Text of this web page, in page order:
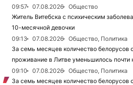
09:57
07.08.2026
Общество
Житель Витебска с психическим
10-месячной девочки
09:13
07.08.2026
Общество, Политика
За семь месяцев количество белорусов
проживание в Литве уменьшилось почти
09:10
07.08.2026
Общество, Политика
За семь месяцев количество белорусов